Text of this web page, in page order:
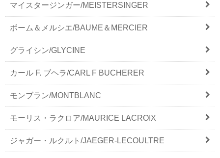
マイスタージンガー/MEISTERSINGER
ボーム＆メルシエ/BAUME＆MERCIER
グライシン/GLYCINE
カール F. ブヘラ/CARL F BUCHERER
モンブラン/MONTBLANC
モーリス・ラクロア/MAURICE LACROIX
ジャガー・ルクルト/JAEGER-LECOULTRE